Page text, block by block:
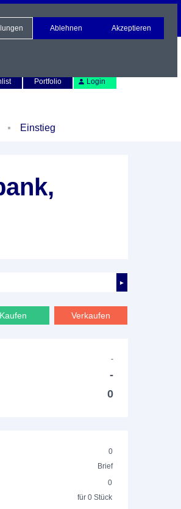
Portfolio Login
Einstieg
►
Verkaufen
Kaufen
-
-
0
0
Brief
0
für 0 Stück
Ablehnen Akzeptieren